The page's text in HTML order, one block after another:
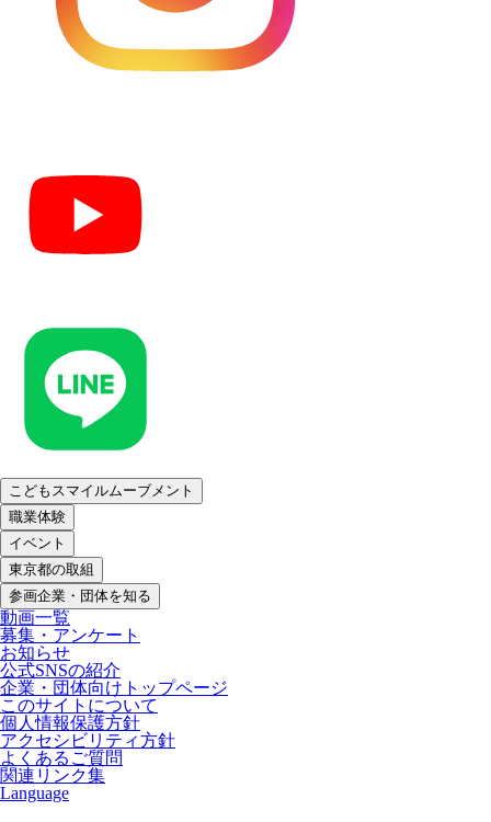
こどもスマイルムーブメント
職業体験
イベント
東京都の取組
参画企業・団体を知る
動画一覧
募集・アンケート
お知らせ
公式SNSの紹介
企業・団体向けトップページ
このサイトについて
個人情報保護方針
アクセシビリティ方針
よくあるご質問
関連リンク集
Language